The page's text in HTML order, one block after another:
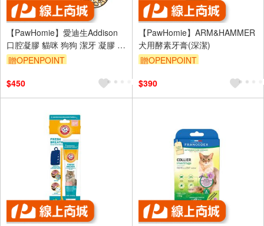
【PawHomie】愛迪生Addison
口腔凝膠 貓咪 狗狗 潔牙 凝膠 刷
牙 口腔 口臭 清潔 牙膏 牙結石
贈OPENPOINT
$450
【PawHomie】ARM&HAMMER
犬用酵素牙膏(深潔)
贈OPENPOINT
$390